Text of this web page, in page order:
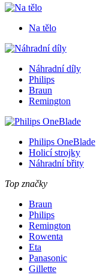
Na tělo
Náhradní díly
Philips
Braun
Remington
Philips OneBlade
Holicí strojky
Náhradní břity
Top značky
Braun
Philips
Remington
Rowenta
Eta
Panasonic
Gillette